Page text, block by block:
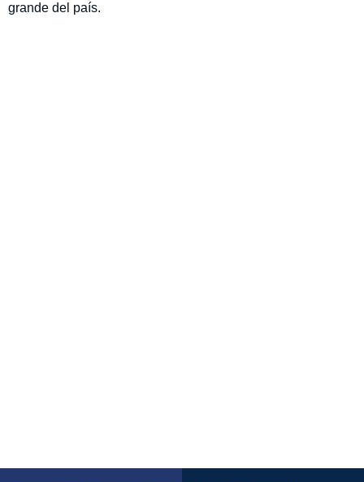
grande del país.